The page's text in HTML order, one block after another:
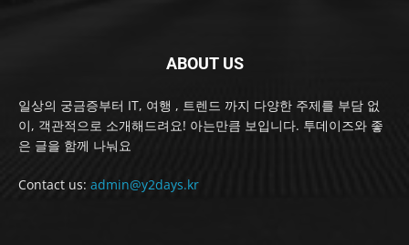
ABOUT US
일상의 궁금증부터 IT, 여행 , 트렌드 까지 다양한 주제를 부담 없
이, 객관적으로 소개해드려요! 아는만큼 보입니다. 투데이즈와 좋
은 글을 함께 나눠요
Contact us: admin@y2days.kr